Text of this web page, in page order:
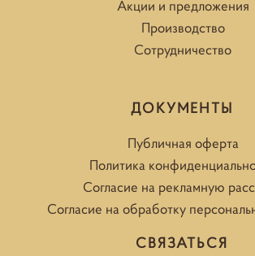
Акции и предложения
Производство
Сотрудничество
ДОКУМЕНТЫ
Публичная оферта
Политика
Согласие на рекламную
Согласие на обработку
СВЯЗАТЬСЯ